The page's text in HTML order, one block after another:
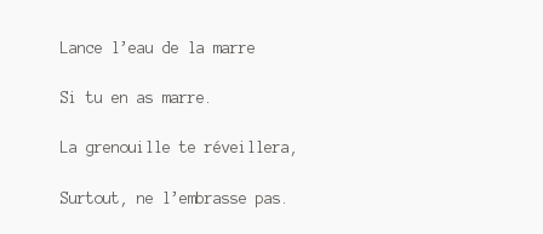
Lance l’eau de la marre
Si tu en as marre.
La grenouille te réveillera,
Surtout, ne l’embrasse pas.